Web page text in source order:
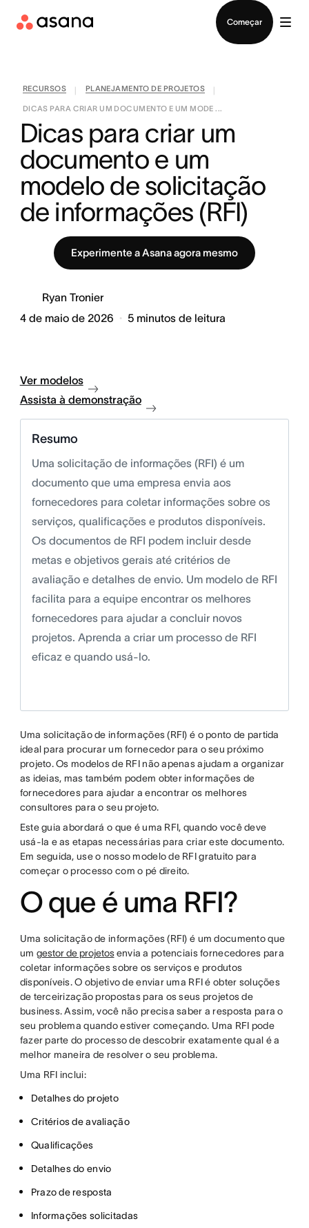
Começar
RECURSOS PLANEJAMENTO DE PROJETOS
DICAS PARA CRIAR UM DOCUMENTO E UM MODE ...
Dicas para criar um
documento e um
modelo de solicitação
de informações (RFI)
Experimente a Asana agora mesmo
Ryan Tronier
4 de maio de 2026
5 minutos de leitura
Ver modelos
Assista à demonstração
Resumo
Uma solicitação de informações (RFI) é um
documento que uma empresa envia aos
fornecedores para coletar informações sobre os
serviços, qualificações e produtos disponíveis.
Os documentos de RFI podem incluir desde
metas e objetivos gerais até critérios de
avaliação e detalhes de envio. Um modelo de RFI
facilita para a equipe encontrar os melhores
fornecedores para ajudar a concluir novos
projetos. Aprenda a criar um processo de RFI
eficaz e quando usá-lo.
Uma solicitação de informações (RFI) é o ponto de partida
ideal para procurar um fornecedor para o seu próximo
projeto. Os modelos de RFI não apenas ajudam a organizar
as ideias, mas também podem obter informações de
fornecedores para ajudar a encontrar os melhores
consultores para o seu projeto.
Este guia abordará o que é uma RFI, quando você deve
usá-la e as etapas necessárias para criar este documento.
Em seguida, use o nosso modelo de RFI gratuito para
começar o processo com o pé direito.
O que é uma RFI?
Uma solicitação de informações (RFI) é um documento que
um gestor de projetosenvia a potenciais fornecedores para
coletar informações sobre os serviços e produtos
disponíveis. O objetivo de enviar uma RFI é obter soluções
de terceirização propostas para os seus projetos de
business. Assim, você não precisa saber a resposta para o
seu problema quando estiver começando. Uma RFI pode
fazer parte do processo de descobrir exatamente qual é a
melhor maneira de resolver o seu problema.
Uma RFI inclui:
Detalhes do projeto
Critérios de avaliação
Qualificações
Detalhes do envio
Prazo de resposta
Informações solicitadas